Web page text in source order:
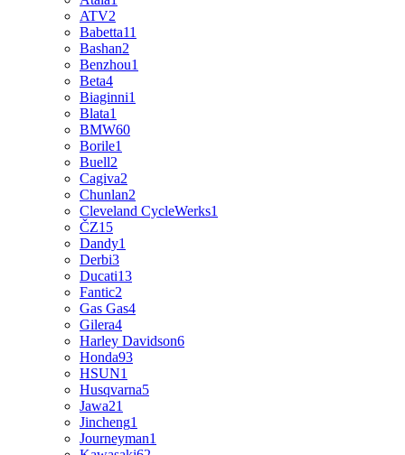
ATV2
Babetta11
Bashan2
Benzhou1
Beta4
Biaginni1
Blata1
BMW60
Borile1
Buell2
Cagiva2
Chunlan2
Cleveland CycleWerks1
ČZ15
Dandy1
Derbi3
Ducati13
Fantic2
Gas Gas4
Gilera4
Harley Davidson6
Honda93
HSUN1
Husqvarna5
Jawa21
Jincheng1
Journeyman1